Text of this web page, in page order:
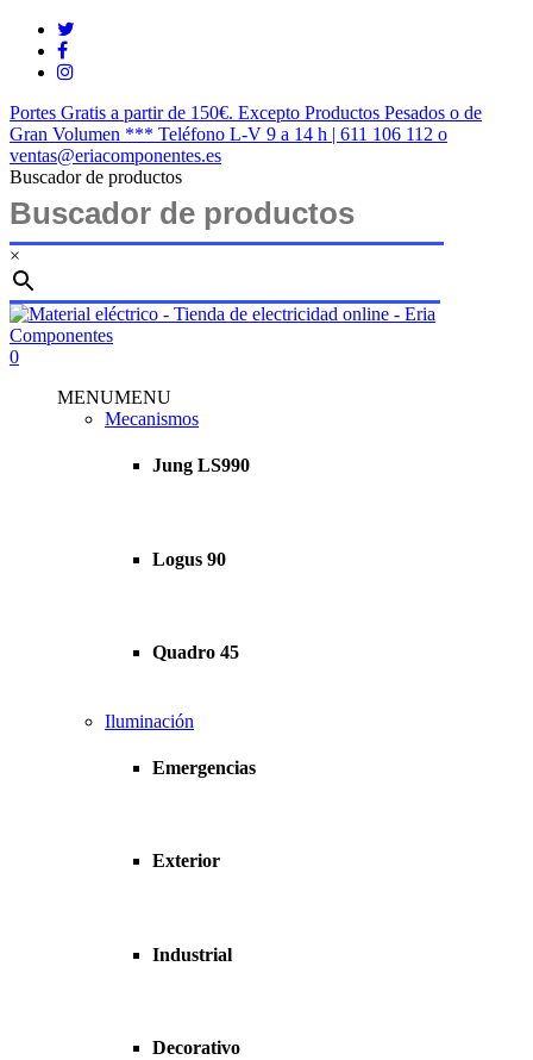
Saltar
contenido
twitter
facebook
instagram
Portes Gratis a partir de 150€. Excepto Productos Pesados o de
Gran Volumen *** Teléfono L-V 9 a 14 h | 611 106 112 o
ventas@eriacomponentes.es
Buscador de productos
×
Cerrar
búsqueda
buscar
account
0
MENUMENU
Mecanismos
Jung LS990
Logus 90
Quadro 45
Iluminación
Emergencias
Exterior
Industrial
Decorativo